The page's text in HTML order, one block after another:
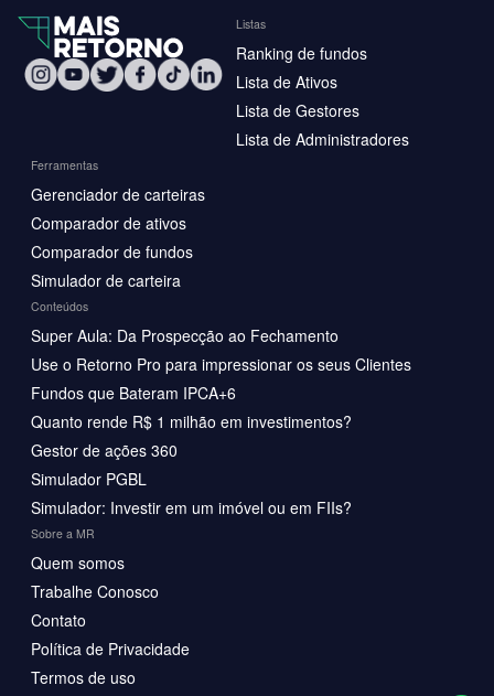
Listas
Ranking de fundos
Lista de Ativos
Lista de Gestores
Lista de Administradores
Ferramentas
Gerenciador de carteiras
Comparador de ativos
Comparador de fundos
Simulador de carteira
Conteúdos
Super Aula: Da Prospecção ao Fechamento
Use o Retorno Pro para impressionar os seus Clientes
Fundos que Bateram IPCA+6
Quanto rende R$ 1 milhão em investimentos?
Gestor de ações 360
Simulador PGBL
Simulador: Investir em um imóvel ou em FIIs?
Sobre a MR
Quem somos
Trabalhe Conosco
Contato
Política de Privacidade
Termos de uso